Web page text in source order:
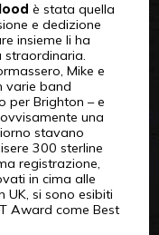
è stata quella
e dedizione
insieme li ha
straordinaria.
Mike e
varie band
per Brighton – e
una
stavano
300 sterline
registrazione,
in cima alle
UK, si sono esibiti
Award come Best